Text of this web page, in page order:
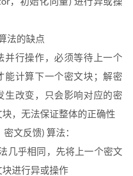
法的缺点
并行操作，必须等待上一个
能计算下一个密文块；解密
生改变，只会影响对应的密
，无法保证整体的正确性
文反馈) 算法：
几乎相同，先将上一个密文
进行异或操作